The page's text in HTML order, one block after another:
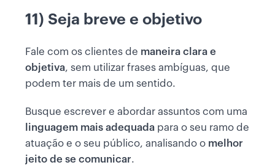
11) Seja breve e objetivo
Fale com os clientes de maneira clara e
objetiva, sem utilizar frases ambíguas, que
podem ter mais de um sentido.
Busque escrever e abordar assuntos com uma
linguagem mais adequada para o seu ramo de
atuação e o seu público, analisando o melhor
jeito de se comunicar.